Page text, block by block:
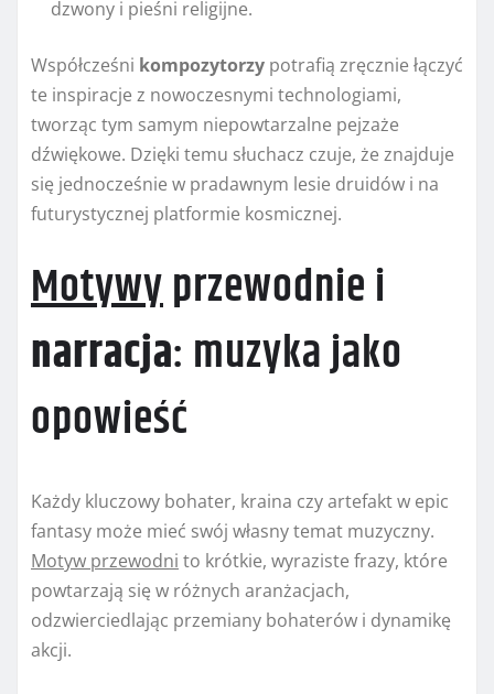
dzwony i pieśni religijne.
Współcześni kompozytorzy potrafią zręcznie łączyć
te inspiracje z nowoczesnymi technologiami,
tworząc tym samym niepowtarzalne pejzaże
dźwiękowe. Dzięki temu słuchacz czuje, że znajduje
się jednocześnie w pradawnym lesie druidów i na
futurystycznej platformie kosmicznej.
Motywyprzewodnie i
narracja: muzyka jako
opowieść
Każdy kluczowy bohater, kraina czy artefakt w epic
fantasy może mieć swój własny temat muzyczny.
Motyw przewodni to krótkie, wyraziste frazy, które
powtarzają się w różnych aranżacjach,
odzwierciedlając przemiany bohaterów i dynamikę
akcji.